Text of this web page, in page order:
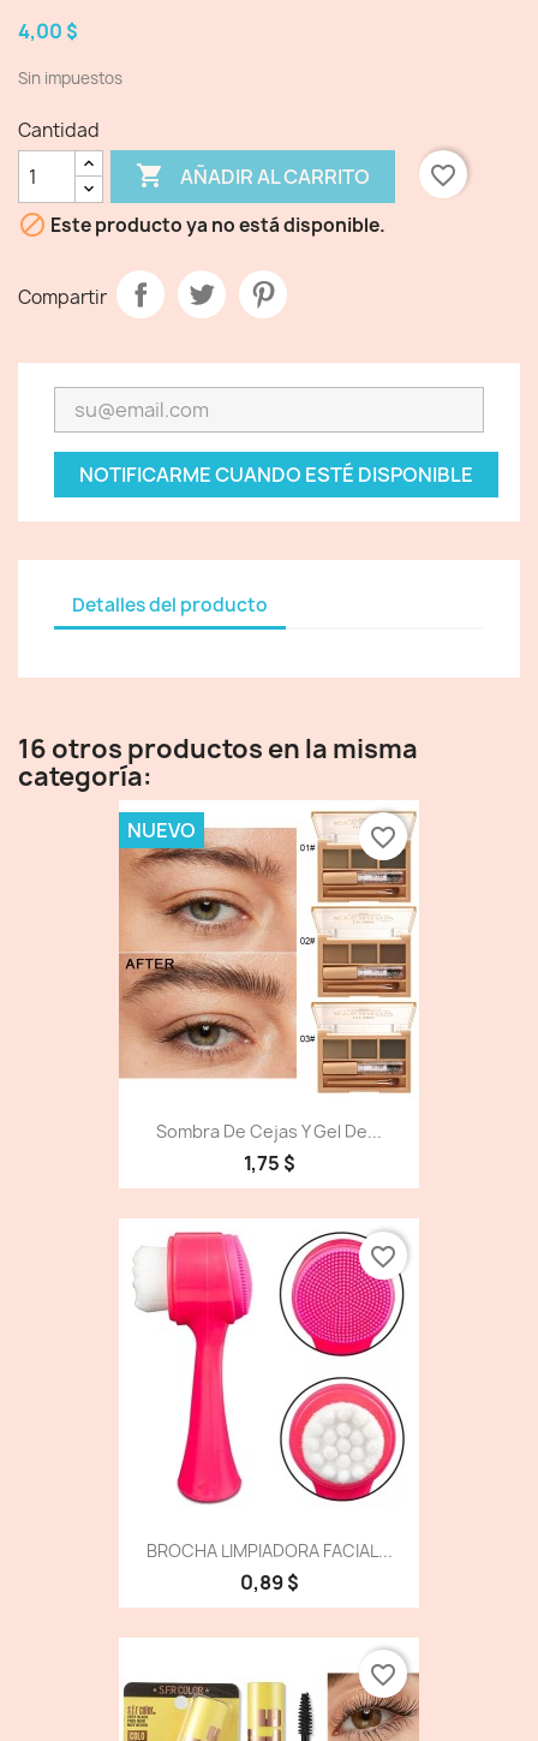
4,00 $
Sin impuestos
Cantidad
 AÑADIR AL CARRITO
favorite_border
 Este producto ya no está disponible.
Compartir
NOTIFICARME CUANDO ESTÉ DISPONIBLE
Detalles del producto
16 otros productos en la misma
categoría:
Sombra De Cejas Y Gel De...
1,75 $
NUEVO favorite_border
BROCHA LIMPIADORA FACIAL...
0,89 $
favorite_border
favorite_border